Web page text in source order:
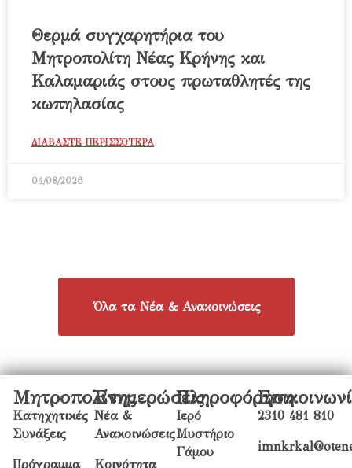
Θερμά συγχαρητήρια του
Μητροπολίτη Νέας Κρήνης και
Καλαμαριάς στους πρωταθλητές της
κωπηλασίας
ΔΙΑΒΑΣΤΕ ΠΕΡΙΣΣΟΤΕΡΑ
04/08/2026
Όλα τα Νέα & Ανακοινώσεις
Μητροπολίτης
Κατηχητικές
Συνάξεις
Πρόγραμμα
Ενημερώσεις
Νέα &
Ανακοινώσεις
Κοινότητα
Πληροφόρηση
Ιερό
Μυστήριο
Γάμου
2310 481 810